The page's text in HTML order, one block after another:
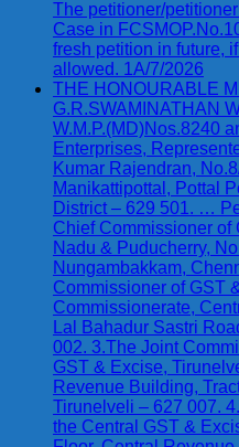
The petitioner/
Case in
fresh petition in future,
allowed. 1A/7/2026
THE HONOURABLE
G.R.SWAMINATHAN
W.M.P.(MD)Nos.8240
Enterprises,
Kumar Rajendran,
Manikattipottal, Pottal
District – 629 501. …
Chief Commissioner of
Nadu & Puducherry,
Nungambakkam,
Commissioner of GST
Commissionerate,
Lal Bahadur Sastri
002. 3.The Joint
GST & Excise,
Revenue Building,
Tirunelveli – 627 007.
the Central GST &